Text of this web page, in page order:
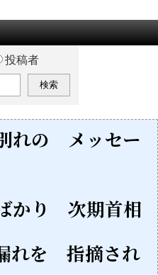
投稿者
れの メッセー
かり 次期首相
れを 指摘され